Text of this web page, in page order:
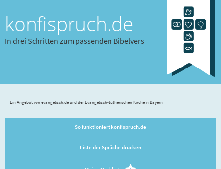
konfispruch.de
In drei Schritten zum passenden Bibelvers
Ein Angebot von evangelisch.de und der Evangelisch-Lutherischen Kirche in Bayern
So funktioniert konfispruch.de
Liste der Sprüche drucken